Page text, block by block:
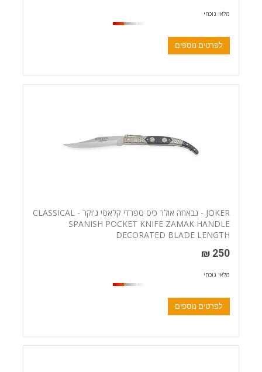
מלאי נוכחי
לפרטים נוספים
JOKER - נבאחה אולר כיס ספרדי קלאסי ג'וקר - CLASSICAL
SPANISH POCKET KNIFE ZAMAK HANDLE
DECORATED BLADE LENGTH
250 ₪
מלאי נוכחי
לפרטים נוספים